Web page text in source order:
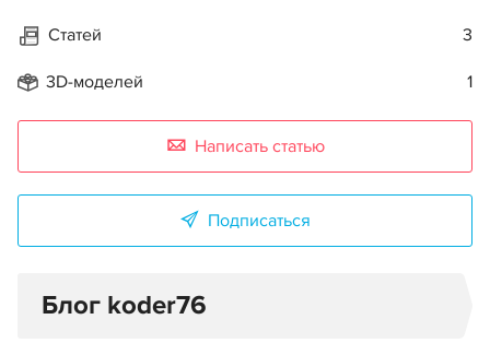
Статей 3
3D-моделей 1
Написать статью
Подписаться
Блог koder76